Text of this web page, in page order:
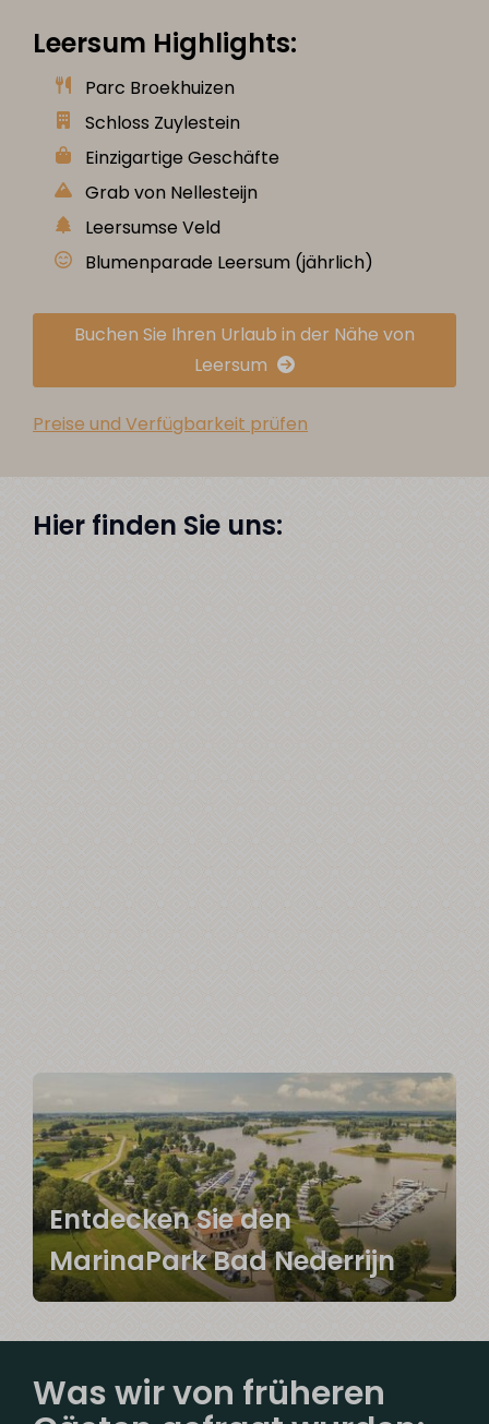
Leersum Highlights:
Parc Broekhuizen
Schloss Zuylestein
Einzigartige Geschäfte
Grab von Nellesteijn
Leersumse Veld
Blumenparade Leersum (jährlich)
Buchen Sie Ihren Urlaub in der Nähe von
Leersum
Preise und Verfügbarkeit prüfen
Hier finden Sie uns:
Entdecken Sie den
MarinaPark Bad Nederrijn
Was wir von früheren